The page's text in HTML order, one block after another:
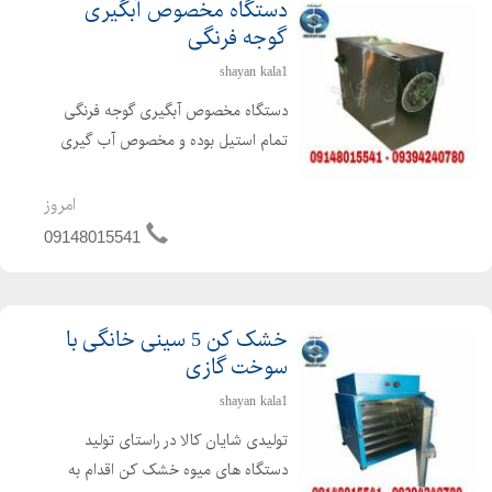
دستگاه مخصوص آبگیری
گوجه فرنگی
shayan kala1
دستگاه مخصوص آبگیری گوجه فرنگی
تمام استیل بوده و مخصوص آب گیری
توانایی جدا سازی تفاله و تخم گوجه از
آب گوجه که در صورت نیاز کشاورزان
امروز
09148015541
خشک کن 5 سینی خانگی با
سوخت گازی
shayan kala1
تولیدی شایان کالا در راستای تولید
دستگاه های میوه خشک کن اقدام به